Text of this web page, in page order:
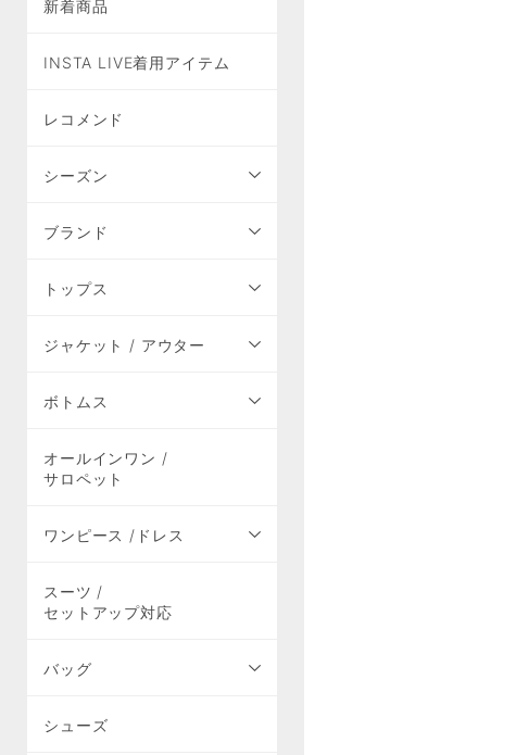
新着商品
INSTA LIVE着用アイテム
レコメンド
シーズン
ブランド
トップス
ジャケット / アウター
ボトムス
オールインワン /
サロペット
ワンピース /ドレス
スーツ /
セットアップ対応
バッグ
シューズ